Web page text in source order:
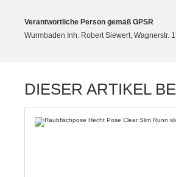
Verantwortliche Person gemäß GPSR
Wurmbaden Inh. Robert Siewert, Wagnerstr.
DIESER ARTIKEL